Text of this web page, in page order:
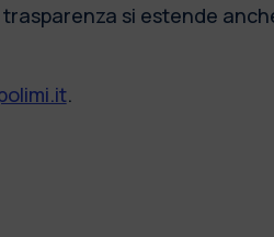
si estende
.